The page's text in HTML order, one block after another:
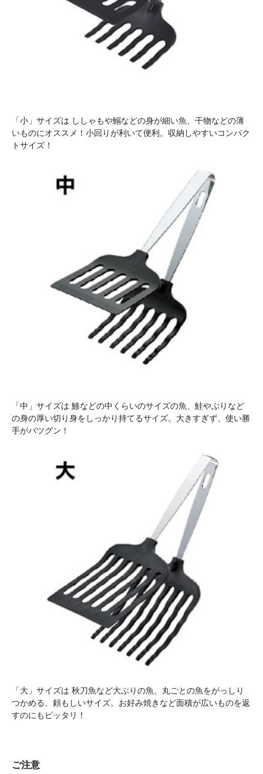
「小」サイズは ししゃもや鰯などの身が細い魚、干物などの薄
いものにオススメ！小回りが利いて便利。収納しやすいコンパク
トサイズ！
「中」サイズは 鯵などの中くらいのサイズの魚、鮭やぶりなど
の身の厚い切り身をしっかり持てるサイズ。大きすぎず、使い勝
手がバツグン！
「大」サイズは 秋刀魚など大ぶりの魚、丸ごとの魚をがっしり
つかめる、頼もしいサイズ。お好み焼きなど面積が広いものを返
すのにもピッタリ！
ご注意